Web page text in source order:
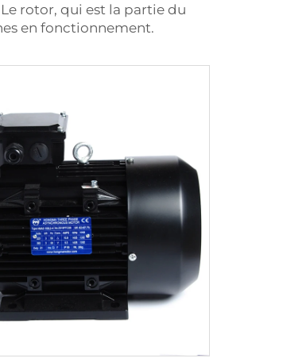
rotor, qui est la partie du
en fonctionnement.